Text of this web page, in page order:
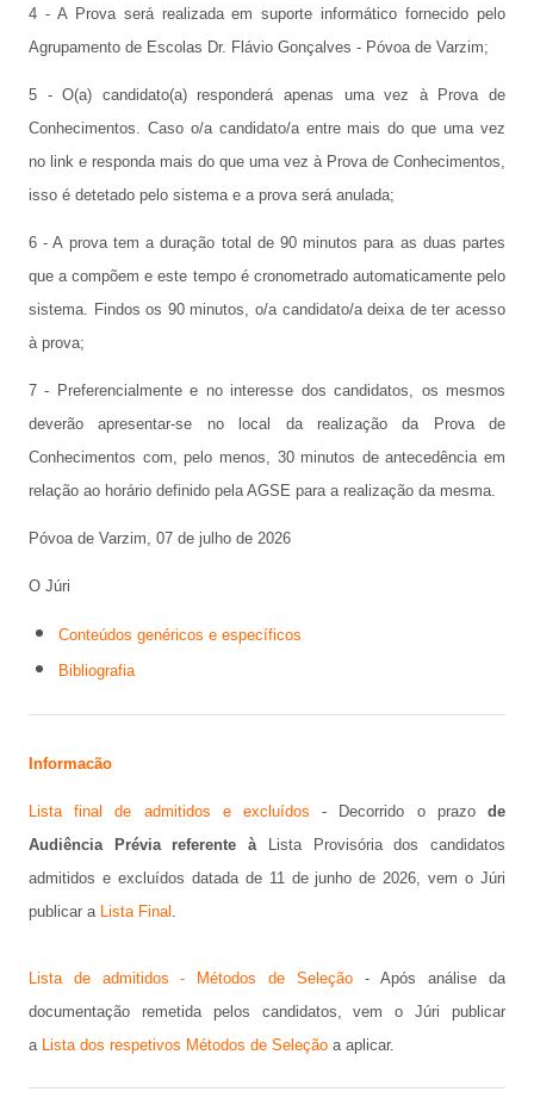
4 - A Prova será realizada em suporte informático fornecido pelo
Agrupamento de Escolas Dr. Flávio Gonçalves - Póvoa de Varzim;
5 - O(a) candidato(a) responderá apenas uma vez à Prova de
Conhecimentos. Caso o/a candidato/a entre mais do que uma vez
no link e responda mais do que uma vez à Prova de Conhecimentos,
isso é detetado pelo sistema e a prova será anulada;
6 - A prova tem a duração total de 90 minutos para as duas partes
que a compõem e este tempo é cronometrado automaticamente pelo
sistema. Findos os 90 minutos, o/a candidato/a deixa de ter acesso
à prova;
7 - Preferencialmente e no interesse dos candidatos, os mesmos
deverão apresentar-se no local da realização da Prova de
Conhecimentos com, pelo menos, 30 minutos de antecedência em
relação ao horário definido pela AGSE para a realização da mesma.
Póvoa de Varzim, 07 de julho de 2026
O Júri
Conteúdos genéricos e específicos
Bibliografia
Informacão
Lista final de admitidos e excluídos - Decorrido o prazode
Audiência Prévia referente àLista Provisória dos candidatos
admitidos e excluídos datada de 11 de junho de 2026, vem o Júri
publicar a Lista Final .
Lista de admitidos - Métodos de Seleção
- Após análise da
documentação remetida pelos candidatos, vem o Júri publicar
a Lista dos respetivos Métodos de Seleção a aplicar.